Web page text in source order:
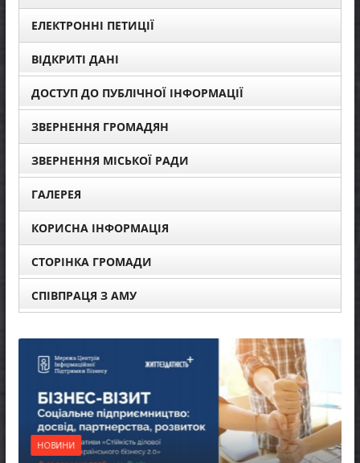
ЕЛЕКТРОННІ ПЕТИЦІЇ
ВІДКРИТІ ДАНІ
ДОСТУП ДО ПУБЛІЧНОЇ ІНФОРМАЦІЇ
ЗВЕРНЕННЯ ГРОМАДЯН
ЗВЕРНЕННЯ МІСЬКОЇ РАДИ
ГАЛЕРЕЯ
КОРИСНА ІНФОРМАЦІЯ
СТОРІНКА ГРОМАДИ
СПІВПРАЦЯ З АМУ
НОВИНИ